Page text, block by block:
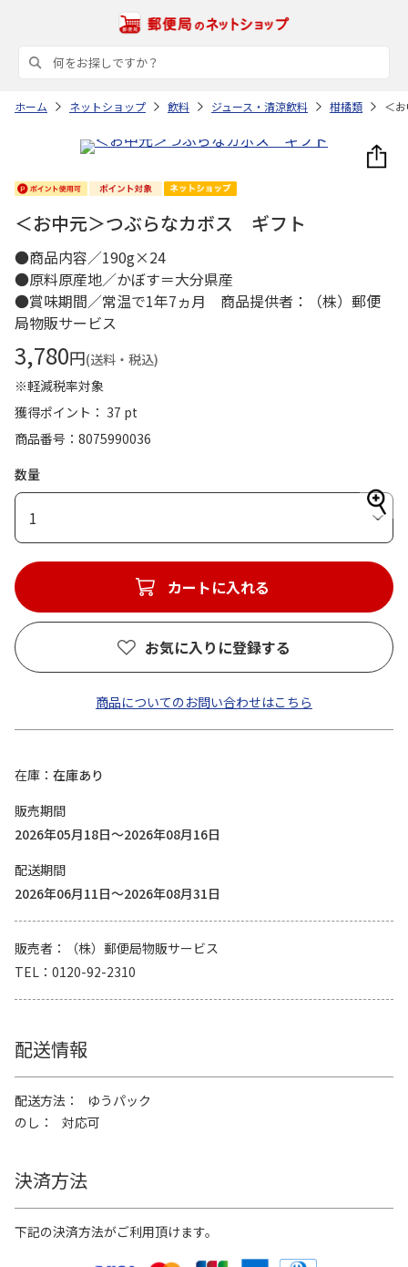
ホーム ネットショップ 飲料 ジュース・清涼飲料 柑橘類 ＜
＜お中元＞つぶらなカボス ギフト
●商品内容／190g×24
●原料原産地／かぼす＝大分県産
●賞味期間／常温で1年7ヵ月 商品提供者：（株）郵便
局物販サービス
3,780円(送料・税込)
※軽減税率対象
獲得ポイント： 37 pt
商品番号
8075990036
数量
1
カートに入れる
お気に入りに登録する
商品についてのお問い合わせはこちら
在庫
在庫あり
販売期間
2026年05月18日～2026年08月16日
配送期間
2026年06月11日～2026年08月31日
販売者
（株）郵便局物販サービス
TEL
0120-92-2310
配送情報
配送方法
ゆうパック
のし
対応可
決済方法
下記の決済方法がご利用頂けます。